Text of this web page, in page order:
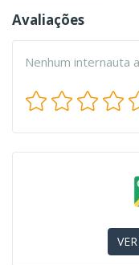
Avaliações
Nenhum internauta